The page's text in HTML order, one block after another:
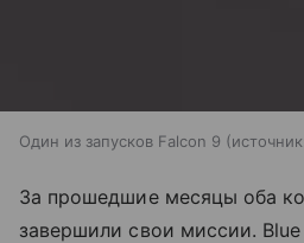
Один из запусков Falcon 9
За прошедшие месяцы оба
завершили свои миссии.